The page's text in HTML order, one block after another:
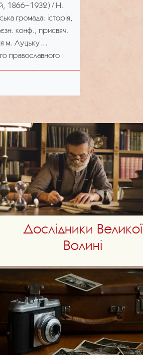
1866–1932) / Н.
громада: історія,
конф., присвяч.
м. Луцьку
православного
– Вип. 26. – С.
Дослідники Великої
Волині